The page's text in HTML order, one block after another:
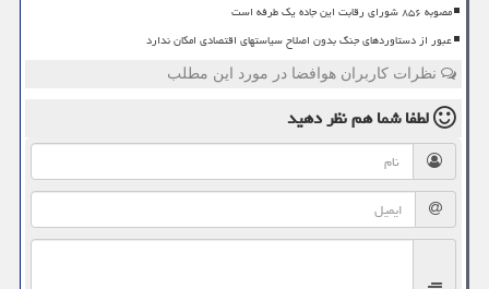
مصوبه ۸۵۶ شورای رقابت این جاده یک طرفه است
عبور از دستاوردهای جنگ بدون اصلاح سیاستهای اقتصادی امکان ندارد
نظرات کاربران هوافضا در مورد این مطلب
لطفا شما همنظر دهید